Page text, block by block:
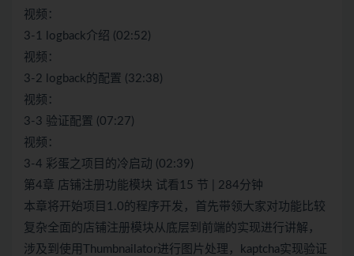
视频：
3-1 logback介绍 (02:52)
视频：
3-2 logback的配置 (32:38)
视频：
3-3 验证配置 (07:27)
视频：
3-4 彩蛋之项目的冷启动 (02:39)
第4章 店铺注册功能模块 试看15 节 | 284分钟
本章将开始项目1.0的程序开发，首先带领大家对功能比较
复杂全面的店铺注册模块从底层到前端的实现进行讲解，
涉及到使用Thumbnailator进行图片处理，kaptcha实现验证